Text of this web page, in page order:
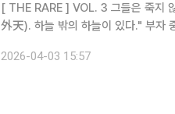
[ THE RARE ] VOL. 3 그들은 죽지 않기로 했다:0.0001% 슈퍼리치들의 역노화 전쟁 "천외천(天
外天). 하
2026-04-03 15:57